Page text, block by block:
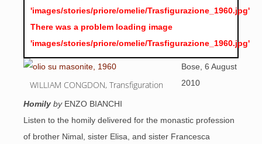
'images/stories/priore/omelie/Trasfigurazione_1960.jpg'
There was a problem loading image
'images/stories/priore/omelie/Trasfigurazione_1960.jpg'
WILLIAM CONGDON, Transfiguration
Bose, 6 August
2010
Homily byENZO BIANCHI
Listen to the homily delivered for the monastic profession
of brother Nimal, sister Elisa, and sister Francesca